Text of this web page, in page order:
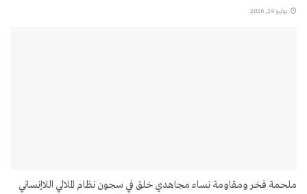
يوليو 29, 2026
ملحمة فخر ومقاومة نساء مجاهدي خلق في سجون نظام الملالي اللاإنساني